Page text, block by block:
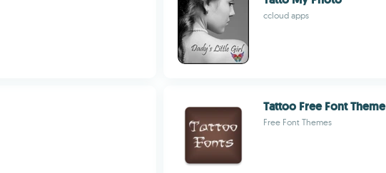
ccloud apps
Tattoo Free Font Theme
Free Font Themes